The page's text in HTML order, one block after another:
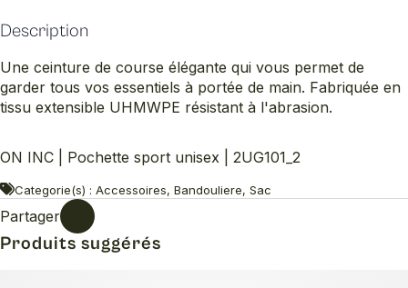
Description
Une ceinture de course élégante qui vous permet de
garder tous vos essentiels à portée de main. Fabriquée en
tissu extensible UHMWPE résistant à l'abrasion.
ON INC | Pochette sport unisex | 2UG101_2
Categorie(s) : Accessoires, Bandouliere, Sac
Partager
Produits suggérés